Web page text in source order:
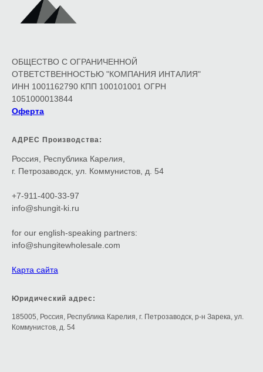
ОБЩЕСТВО С ОГРАНИЧЕННОЙ
ОТВЕТСТВЕННОСТЬЮ "КОМПАНИЯ ИНТАЛИЯ"
ИНН 1001162790 КПП 100101001 ОГРН
1051000013844
Оферта
АДРЕС Производства:
Россия, Республика Карелия,
г. Петрозаводск, ул. Коммунистов, д. 54
+7-911-400-33-97
info@shungit-ki.ru
for our english-speaking partners:
info@shungitewholesale.com
Карта сайта
Юридический адрес:
185005, Россия, Республика Карелия, г. Петрозаводск, р-н Зарека, ул.
Коммунистов, д. 54